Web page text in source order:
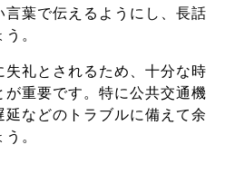
葉で伝えるようにし、長話
。
失礼とされるため、十分な時
が重要です。特に公共交通機
などのトラブルに備えて余
。